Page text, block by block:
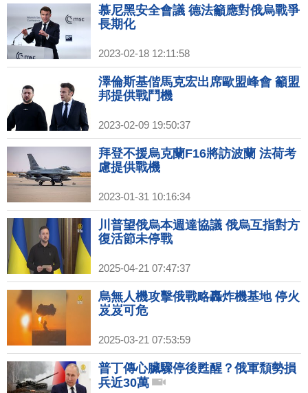
慕尼黑安全會議 德法籲應對俄烏戰爭
長期化
2023-02-18 12:11:58
澤倫斯基偕馬克宏出席歐盟峰會 籲盟
邦提供戰鬥機
2023-02-09 19:50:37
拜登不援烏克蘭F16將訪波蘭 法荷考
慮提供戰機
2023-01-31 10:16:34
川普望俄烏本週達協議 俄烏互指對方
復活節未停戰
2025-04-21 07:47:37
烏無人機攻擊俄戰略轟炸機基地 停火
岌岌可危
2025-03-21 07:53:59
普丁傳心臟驟停後甦醒？俄軍頹勢損
兵近30萬